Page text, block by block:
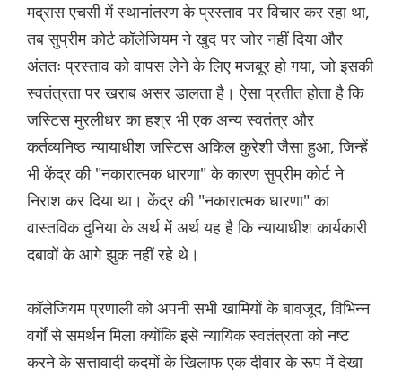
मद्रास एचसी में स्थानांतरण के प्रस्ताव पर विचार कर रहा था,
तब सुप्रीम कोर्ट कॉलेजियम ने खुद पर जोर नहीं दिया और
अंततः प्रस्ताव को वापस लेने के लिए मजबूर हो गया, जो इसकी
स्वतंत्रता पर खराब असर डालता है। ऐसा प्रतीत होता है कि
जस्टिस मुरलीधर का हश्र भी एक अन्य स्वतंत्र और
कर्तव्यनिष्ठ न्यायाधीश जस्टिस अकिल कुरेशी जैसा हुआ, जिन्हें
भी केंद्र की "नकारात्मक धारणा" के कारण सुप्रीम कोर्ट ने
निराश कर दिया था। केंद्र की "नकारात्मक धारणा" का
वास्तविक दुनिया के अर्थ में अर्थ यह है कि न्यायाधीश कार्यकारी
दबावों के आगे झुक नहीं रहे थे।
कॉलेजियम प्रणाली को अपनी सभी खामियों के बावजूद, विभिन्न
वर्गों से समर्थन मिला क्योंकि इसे न्यायिक स्वतंत्रता को नष्ट
करने के सत्तावादी कदमों के खिलाफ एक दीवार के रूप में देखा